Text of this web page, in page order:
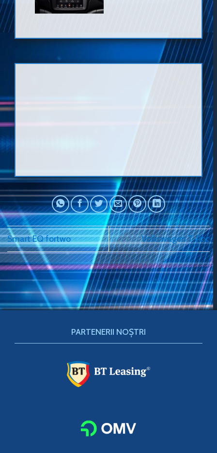
Smart EQ fortwo Volkswagen T-Roc
PARTENERII NOȘTRI